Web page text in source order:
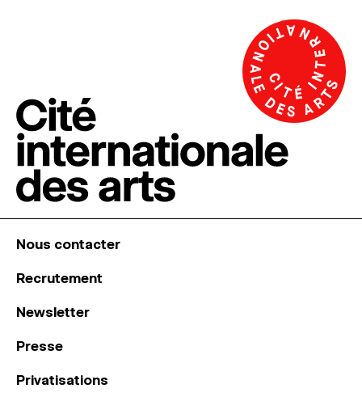
Nous contacter
Recrutement
Newsletter
Presse
Privatisations